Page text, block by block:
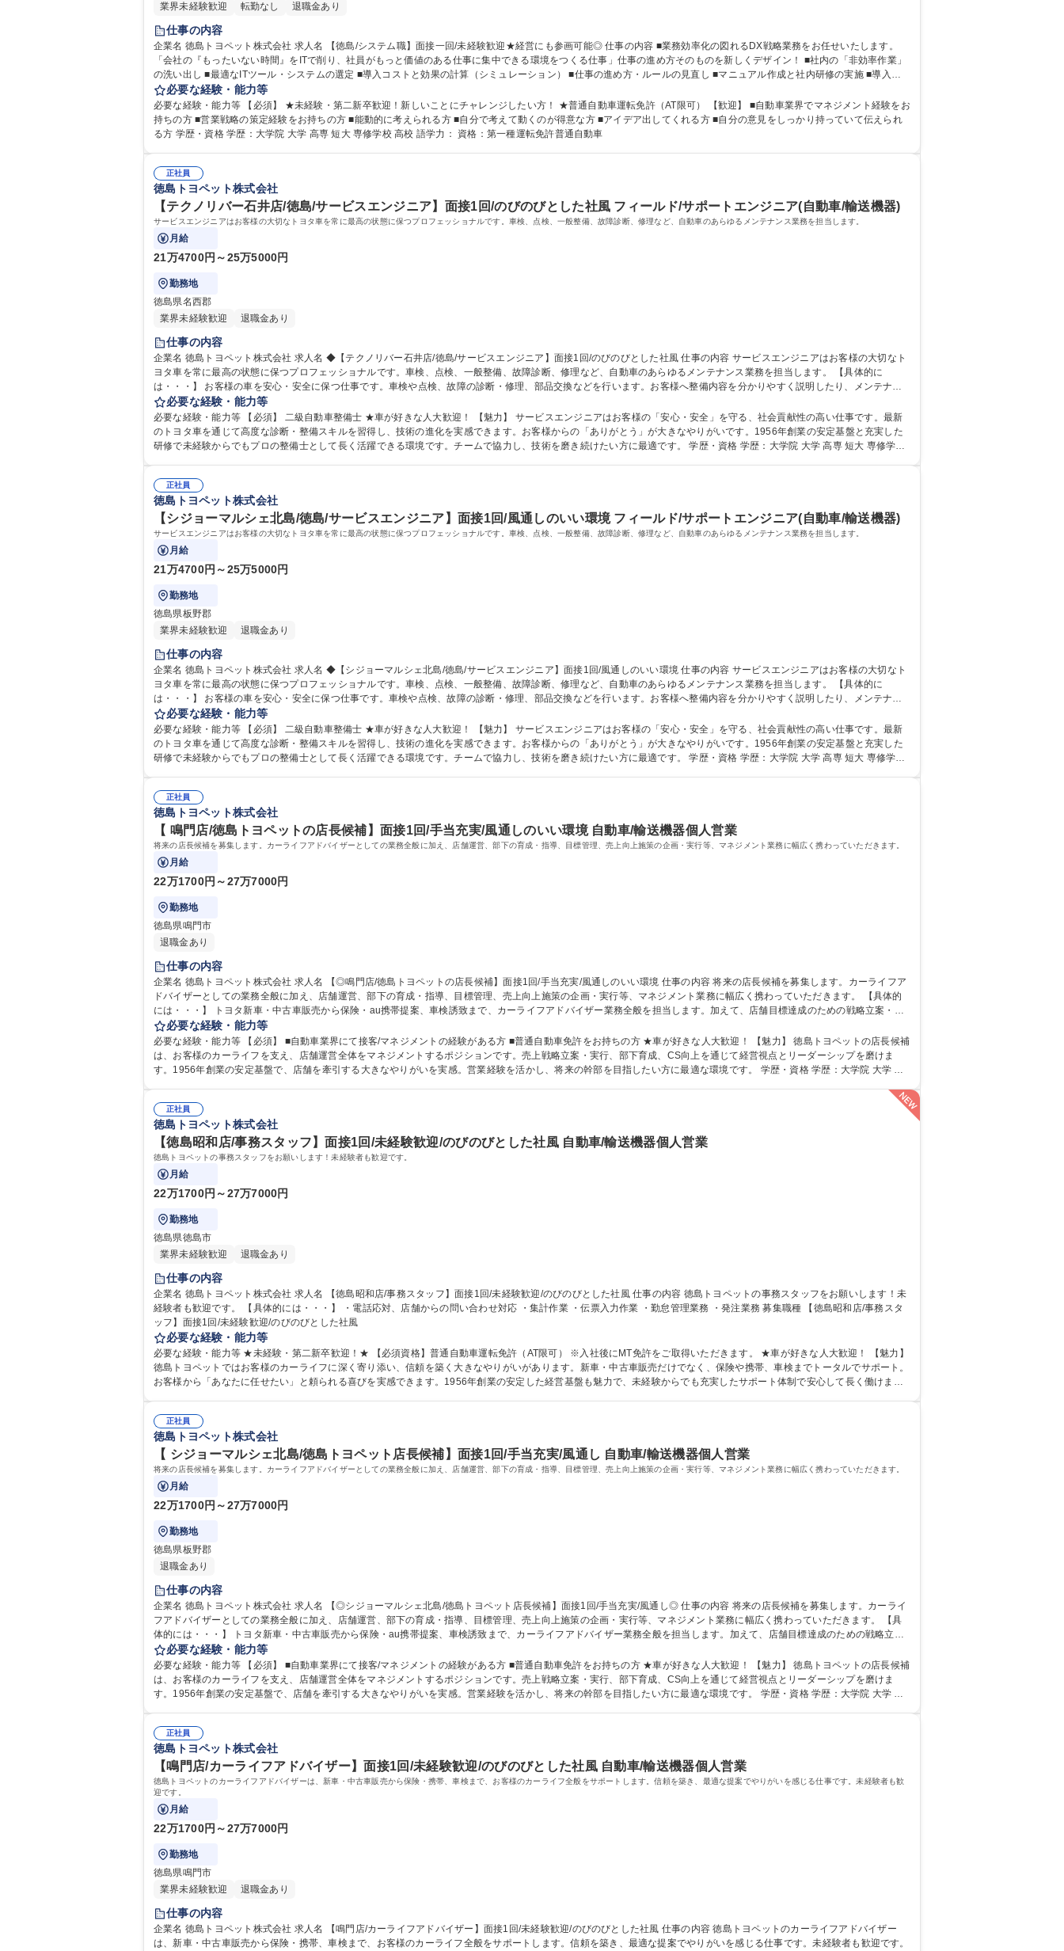
業界未経験歓迎
転勤なし 退職金あり
仕事の内容
企業名 徳島トヨペット株式会社 求人名 【徳島/システム職】面接一回/未経験歓迎★経営にも参画可能◎ 仕事の内容 ■業務効率化の図れるDX戦略業務をお任せいたします。
「会社の『もったいない時間』をITで削り、社員がもっと価値のある仕事に集中できる環境をつくる仕事」仕事の進め方そのものを新しくデザイン！ ■社内の「非効率作業」
の洗い出し ■最適なITツール・システムの選定 ■導入コストと効果の計算（シミュレーション） ■仕事の進め方・ルールの見直し ■マニュアル作成と社内研修の実施 ■導入後
必要な経験・能力等
必要な経験・能力等 【必須】 ★未経験・第二新卒歓迎！新しいことにチャレンジしたい方！ ★普通自動車運転免許（AT限可） 【歓迎】 ■自動車業界でマネジメント経験をお
持ちの方 ■営業戦略の策定経験をお持ちの方 ■能動的に考えられる方 ■自分で考えて動くのが得意な方 ■アイデア出してくれる方 ■自分の意見をしっかり持っていて伝えられ
る方 学歴・資格 学歴：大学院 大学 高専 短大 専修学校 高校 語学力： 資格：第一種運転免許普通自動車
正社員
徳島トヨペット株式会社
【テクノリバー石井店/徳島/サービスエンジニア】面接1回/のびのびとした社風 フィールド/サポートエンジニア(自動車/輸送機器)
サービスエンジニアはお客様の大切なトヨタ車を常に最高の状態に保つプロフェッショナルです。車検、点検、一般整備、故障診断、修理など、自動車のあらゆるメンテナンス業務を担当します。
月給
21万4700円～25万5000円
勤務地
徳島県名西郡
業界未経験歓迎
退職金あり
仕事の内容
企業名 徳島トヨペット株式会社 求人名 ◆【テクノリバー石井店/徳島/サービスエンジニア】面接1回/のびのびとした社風 仕事の内容 サービスエンジニアはお客様の大切なト
ヨタ車を常に最高の状態に保つプロフェッショナルです。車検、点検、一般整備、故障診断、修理など、自動車のあらゆるメンテナンス業務を担当します。 【具体的に
は・・・】 お客様の車を安心・安全に保つ仕事です。車検や点検、故障の診断・修理、部品交換などを行います。お客様へ整備内容を分かりやすく説明したり、メンテナン
スのアドバイスも。工場内の整理整頓や安全管理、最新技術の勉強も大切です。営業スタッフとの連携や、後輩への指導も行い、チームで協力しながらお客様のカーライフを
支えます。 募集職種 ◆【テクノリバー石井店/徳島/サービスエンジニア】面接1回/のびのびとした社風
必要な経験・能力等
必要な経験・能力等 【必須】 二級自動車整備士 ★車が好きな人大歓迎！ 【魅力】 サービスエンジニアはお客様の「安心・安全」を守る、社会貢献性の高い仕事です。最新
のトヨタ車を通じて高度な診断・整備スキルを習得し、技術の進化を実感できます。お客様からの「ありがとう」が大きなやりがいです。1956年創業の安定基盤と充実した
研修で未経験からでもプロの整備士として長く活躍できる環境です。チームで協力し、技術を磨き続けたい方に最適です。 学歴・資格 学歴：大学院 大学 高専 短大 専修学校
正社員
徳島トヨペット株式会社
【シジョーマルシェ北島/徳島/サービスエンジニア】面接1回/風通しのいい環境 フィールド/サポートエンジニア(自動車/輸送機器)
サービスエンジニアはお客様の大切なトヨタ車を常に最高の状態に保つプロフェッショナルです。車検、点検、一般整備、故障診断、修理など、自動車のあらゆるメンテナンス業務を担当します。
月給
21万4700円～25万5000円
勤務地
徳島県板野郡
業界未経験歓迎
退職金あり
仕事の内容
企業名 徳島トヨペット株式会社 求人名 ◆【シジョーマルシェ北島/徳島/サービスエンジニア】面接1回/風通しのいい環境 仕事の内容 サービスエンジニアはお客様の大切なト
ヨタ車を常に最高の状態に保つプロフェッショナルです。車検、点検、一般整備、故障診断、修理など、自動車のあらゆるメンテナンス業務を担当します。 【具体的に
は・・・】 お客様の車を安心・安全に保つ仕事です。車検や点検、故障の診断・修理、部品交換などを行います。お客様へ整備内容を分かりやすく説明したり、メンテナン
スのアドバイスも。工場内の整理整頓や安全管理、最新技術の勉強も大切です。営業スタッフとの連携や、後輩への指導も行い、チームで協力しながらお客様のカーライフを
支えます。 募集職種 ◆【シジョーマルシェ北島/徳島/サービスエンジニア】面接1回/風通しのいい環境
必要な経験・能力等
必要な経験・能力等 【必須】 二級自動車整備士 ★車が好きな人大歓迎！ 【魅力】 サービスエンジニアはお客様の「安心・安全」を守る、社会貢献性の高い仕事です。最新
のトヨタ車を通じて高度な診断・整備スキルを習得し、技術の進化を実感できます。お客様からの「ありがとう」が大きなやりがいです。1956年創業の安定基盤と充実した
研修で未経験からでもプロの整備士として長く活躍できる環境です。チームで協力し、技術を磨き続けたい方に最適です。 学歴・資格 学歴：大学院 大学 高専 短大 専修学校
正社員
徳島トヨペット株式会社
【 鳴門店/徳島トヨペットの店長候補】面接1回/手当充実/風通しのいい環境 自動車/輸送機器個人営業
将来の店長候補を募集します。カーライフアドバイザーとしての業務全般に加え、店舗運営、部下の育成・指導、目標管理、売上向上施策の企画・実行等、マネジメント業務に幅広く携わっていただきます。
月給
22万1700円～27万7000円
勤務地
徳島県鳴門市
退職金あり
仕事の内容
企業名 徳島トヨペット株式会社 求人名 【◎鳴門店/徳島トヨペットの店長候補】面接1回/手当充実/風通しのいい環境 仕事の内容 将来の店長候補を募集します。カーライフア
ドバイザーとしての業務全般に加え、店舗運営、部下の育成・指導、目標管理、売上向上施策の企画・実行等、マネジメント業務に幅広く携わっていただきます。 【具体的
には・・・】 トヨタ新車・中古車販売から保険・au携帯提案、車検誘致まで、カーライフアドバイザー業務全般を担当します。加えて、店舗目標達成のための戦略立案・実
行、部下の育成・評価、売上・コスト管理、お客様満足度向上、法令遵守といったマネジメント業務を担い、他部署と連携しながら店舗運営を推進します。プレイヤーとマネ
ジメントの両輪で店舗を牽引！ 募集職種 【◎鳴門店/徳島トヨペットの店長候補】面接1回/手当充実/風通しのいい環境
必要な経験・能力等
必要な経験・能力等 【必須】 ■自動車業界にて接客/マネジメントの経験がある方 ■普通自動車免許をお持ちの方 ★車が好きな人大歓迎！ 【魅力】 徳島トヨペットの店長候補
は、お客様のカーライフを支え、店舗運営全体をマネジメントするポジションです。売上戦略立案・実行、部下育成、CS向上を通じて経営視点とリーダーシップを磨けま
す。1956年創業の安定基盤で、店舗を牽引する大きなやりがいを実感。営業経験を活かし、将来の幹部を目指したい方に最適な環境です。 学歴・資格 学歴：大学院 大学 高
正社員
徳島トヨペット株式会社
【徳島昭和店/事務スタッフ】面接1回/未経験歓迎/のびのびとした社風 自動車/輸送機器個人営業
徳島トヨペットの事務スタッフをお願いします！未経験者も歓迎です。
月給
22万1700円～27万7000円
勤務地
徳島県徳島市
業界未経験歓迎
退職金あり
仕事の内容
企業名 徳島トヨペット株式会社 求人名 【徳島昭和店/事務スタッフ】面接1回/未経験歓迎/のびのびとした社風 仕事の内容 徳島トヨペットの事務スタッフをお願いします！未
経験者も歓迎です。 【具体的には・・・】 ・電話応対、店舗からの問い合わせ対応 ・集計作業 ・伝票入力作業 ・勤怠管理業務 ・発注業務 募集職種 【徳島昭和店/事務スタ
ッフ】面接1回/未経験歓迎/のびのびとした社風
必要な経験・能力等
必要な経験・能力等 ★未経験・第二新卒歓迎！★ 【必須資格】普通自動車運転免許（AT限可） ※入社後にMT免許をご取得いただきます。 ★車が好きな人大歓迎！ 【魅力】
徳島トヨペットではお客様のカーライフに深く寄り添い、信頼を築く大きなやりがいがあります。新車・中古車販売だけでなく、保険や携帯、車検までトータルでサポート。
お客様から「あなたに任せたい」と頼られる喜びを実感できます。1956年創業の安定した経営基盤も魅力で、未経験からでも充実したサポート体制で安心して長く働けま
正社員
徳島トヨペット株式会社
【 シジョーマルシェ北島/徳島トヨペット店長候補】面接1回/手当充実/風通し 自動車/輸送機器個人営業
将来の店長候補を募集します。カーライフアドバイザーとしての業務全般に加え、店舗運営、部下の育成・指導、目標管理、売上向上施策の企画・実行等、マネジメント業務に幅広く携わっていただきます。
月給
22万1700円～27万7000円
勤務地
徳島県板野郡
退職金あり
仕事の内容
企業名 徳島トヨペット株式会社 求人名 【◎シジョーマルシェ北島/徳島トヨペット店長候補】面接1回/手当充実/風通し◎ 仕事の内容 将来の店長候補を募集します。カーライ
フアドバイザーとしての業務全般に加え、店舗運営、部下の育成・指導、目標管理、売上向上施策の企画・実行等、マネジメント業務に幅広く携わっていただきます。 【具
体的には・・・】 トヨタ新車・中古車販売から保険・au携帯提案、車検誘致まで、カーライフアドバイザー業務全般を担当します。加えて、店舗目標達成のための戦略立
案・実行、部下の育成・評価、売上・コスト管理、お客様満足度向上、法令遵守といったマネジメント業務を担い、他部署と連携しながら店舗運営を推進します。プレイヤー
とマネジメントの両輪で店舗を牽引！ 募集職種 【◎シジョーマルシェ北島/徳島トヨペット店長候補】面接1回/手当充実/風通し◎
必要な経験・能力等
必要な経験・能力等 【必須】 ■自動車業界にて接客/マネジメントの経験がある方 ■普通自動車免許をお持ちの方 ★車が好きな人大歓迎！ 【魅力】 徳島トヨペットの店長候補
は、お客様のカーライフを支え、店舗運営全体をマネジメントするポジションです。売上戦略立案・実行、部下育成、CS向上を通じて経営視点とリーダーシップを磨けま
す。1956年創業の安定基盤で、店舗を牽引する大きなやりがいを実感。営業経験を活かし、将来の幹部を目指したい方に最適な環境です。 学歴・資格 学歴：大学院 大学 高
正社員
徳島トヨペット株式会社
【鳴門店/カーライフアドバイザー】面接1回/未経験歓迎/のびのびとした社風 自動車/輸送機器個人営業
徳島トヨペットのカーライフアドバイザーは、新車・中古車販売から保険・携帯、車検まで、お客様のカーライフ全般をサポートします。信頼を築き、最適な提案でやりがいを感じる仕事です。未経験者も歓
迎です。
月給
22万1700円～27万7000円
勤務地
徳島県鳴門市
業界未経験歓迎
退職金あり
仕事の内容
企業名 徳島トヨペット株式会社 求人名 【鳴門店/カーライフアドバイザー】面接1回/未経験歓迎/のびのびとした社風 仕事の内容 徳島トヨペットのカーライフアドバイザー
は、新車・中古車販売から保険・携帯、車検まで、お客様のカーライフ全般をサポートします。信頼を築き、最適な提案でやりがいを感じる仕事です。未経験者も歓迎です。